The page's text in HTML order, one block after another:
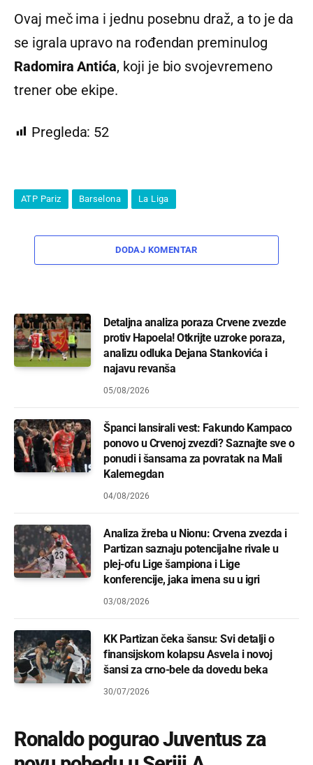
Ovaj meč ima i jednu posebnu draž, a to je da
se igrala upravo na rođendan preminulog
Radomira Antića, koji je bio svojevremeno
trener obe ekipe.
Pregleda: 52
ATP Pariz Barselona La Liga
DODAJ KOMENTAR
Detaljna analiza poraza Crvene zvezde
protiv Hapoela! Otkrijte uzroke poraza,
analizu odluka Dejana Stankovića i
najavu revanša
05/08/2026
Španci lansirali vest: Fakundo Kampaco
ponovo u Crvenoj zvezdi? Saznajte sve o
ponudi i šansama za povratak na Mali
Kalemegdan
04/08/2026
Analiza žreba u Nionu: Crvena zvezda i
Partizan saznaju potencijalne rivale u
plej-ofu Lige šampiona i Lige
konferencije, jaka imena su u igri
03/08/2026
KK Partizan čeka šansu: Svi detalji o
finansijskom kolapsu Asvela i novoj
šansi za crno-bele da dovedu beka
30/07/2026
Ronaldo pogurao Juventus za